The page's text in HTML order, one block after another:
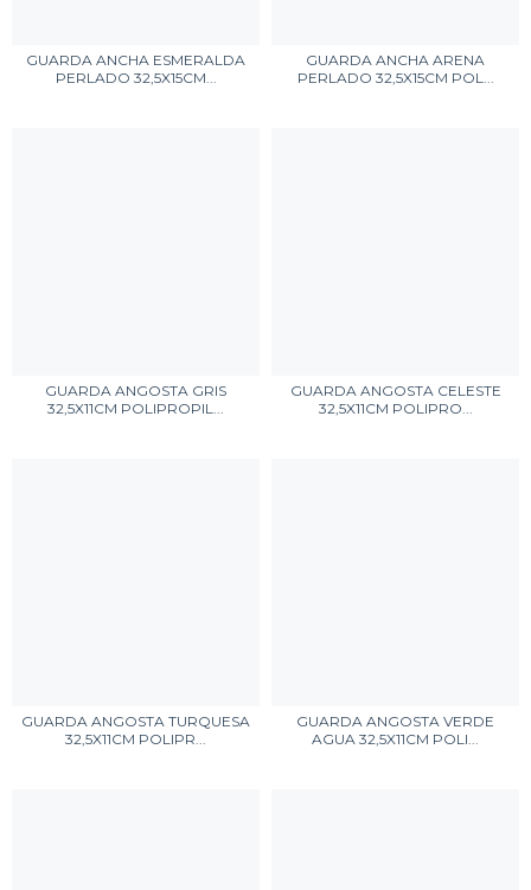
GUARDA ANCHA ESMERALDA
PERLADO 32,5X15CM...
GUARDA ANCHA ARENA
PERLADO 32,5X15CM POL...
GUARDA ANGOSTA GRIS
32,5X11CM POLIPROPIL...
GUARDA ANGOSTA CELESTE
32,5X11CM POLIPRO...
GUARDA ANGOSTA TURQUESA
32,5X11CM POLIPR...
GUARDA ANGOSTA VERDE
AGUA 32,5X11CM POLI...